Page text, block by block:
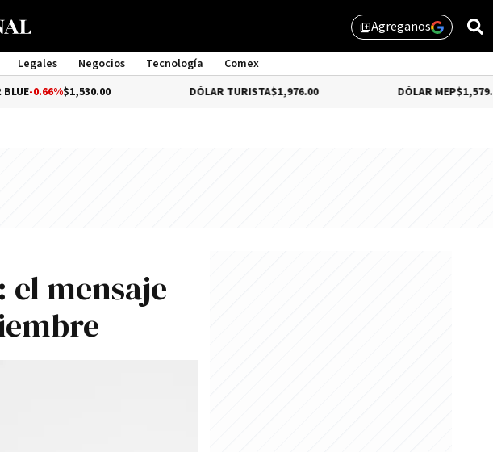
library_addAgreganos
Legales Negocios Tecnología
Comex
$1,530.00 DÓLAR TURISTA$1,976.00 DÓLAR MEP$1,579.46
mensaje